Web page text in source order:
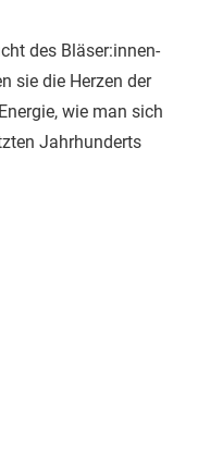
des Bläser:innen-
sie die Herzen der
wie man sich
Jahrhunderts